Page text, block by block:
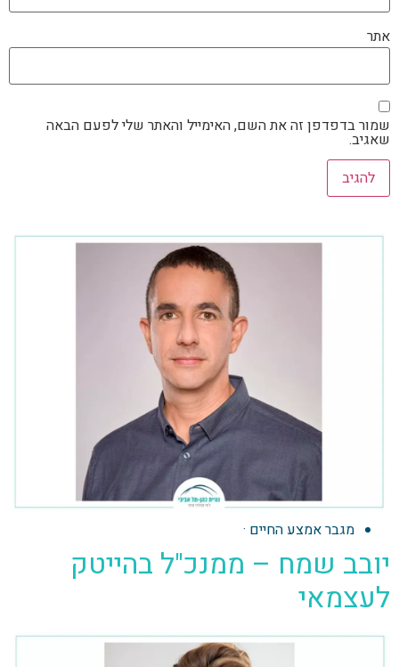
אתר
שמור בדפדפן זה את השם, האימייל והאתר שלי לפעם הבאה
שאגיב.
מגבר אמצע החיים ·
יובב שמח – ממנכ"ל בהייטק
לעצמאי